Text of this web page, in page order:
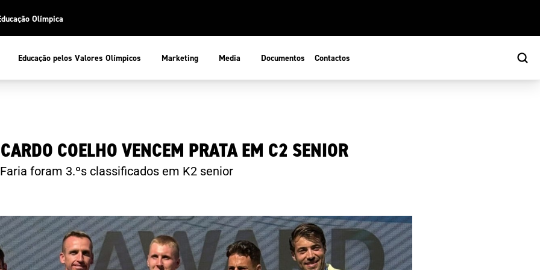
Olímpica
Educação pelos Valores Olímpicos Marketing Media Documentos Contactos
Atletas
Federações
Participação Desportiva
COELHO VENCEM PRATA EM C2 SENIOR
foram 3.ºs classificados em K2 senior